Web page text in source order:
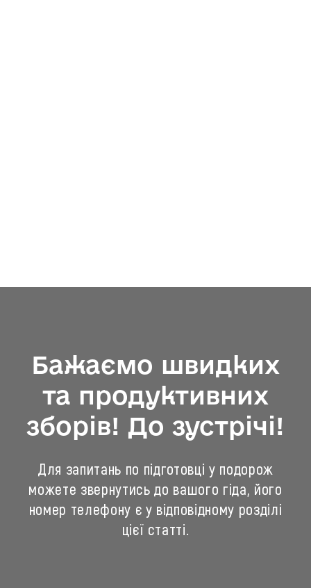
Бажаємо швидких
та продуктивних
зборів! До зустрічі!
Для запитань по підготовці у подорож
можете звернутись до вашого гіда, його
номер телефону є у відповідному розділі
цієї статті.